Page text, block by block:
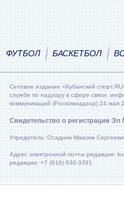
ФУТБОЛ БАСКЕТБОЛ
Сетевое издание «Кубанский
службе по надзору в сфере связи,
коммуникаций (Роскомнадзор) 24 мая
Свидетельство о регистрации
Учредитель: Осадник Максим
Адрес электронной почты редакции:
редакции: +7 (918) 630-3391